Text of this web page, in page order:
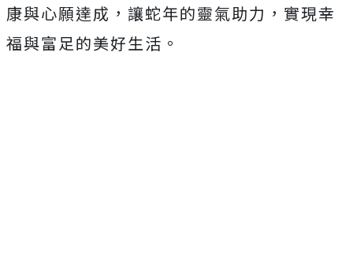
康與心願達成，讓蛇年的靈氣助力，實現幸
福與富足的美好生活。